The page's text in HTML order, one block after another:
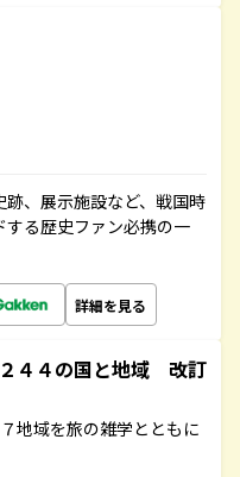
、展示施設など、戦国時
る歴史ファン必携の一
詳細を見る
４４の国と地域 改訂
地域を旅の雑学とともに